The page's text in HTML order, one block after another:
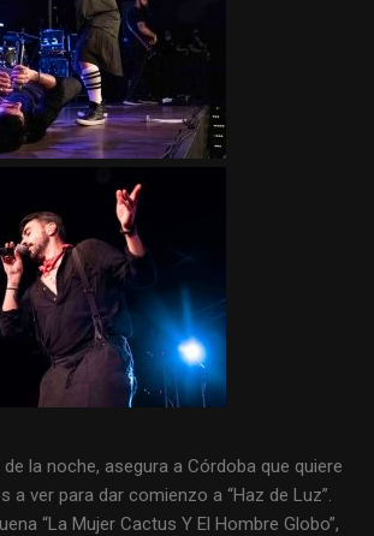
la noche, asegura a Córdoba que quiere
a ver para dar comienzo a “Haz de Luz”.
“La Mujer Cactus Y El Hombre Globo”,